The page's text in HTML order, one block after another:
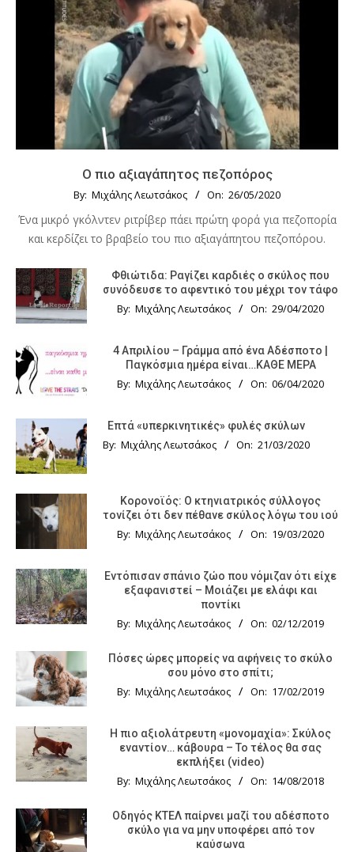
Ο πιο αξιαγάπητος πεζοπόρος
By: Μιχάλης Λεωτσάκος On: 26/05/2020
Ένα μικρό γκόλντεν ριτρίβερ πάει πρώτη φορά για πεζοπορία
και κερδίζει το βραβείο του πιο αξιαγάπητου πεζοπόρου.
Φθιώτιδα: Ραγίζει καρδιές ο σκύλος που
συνόδευσε το αφεντικό του μέχρι τον τάφο
By: Μιχάλης Λεωτσάκος On: 29/04/2020
4 Απριλίου – Γράμμα από ένα Αδέσποτο |
Παγκόσμια ημέρα είναι…ΚΑΘΕ ΜΕΡΑ
By: Μιχάλης Λεωτσάκος On: 06/04/2020
Επτά «υπερκινητικές» φυλές σκύλων
By: Μιχάλης Λεωτσάκος On: 21/03/2020
Κορονοϊός: Ο κτηνιατρικός σύλλογος
τονίζει ότι δεν πέθανε σκύλος λόγω του ιού
By: Μιχάλης Λεωτσάκος On: 19/03/2020
Εντόπισαν σπάνιο ζώο που νόμιζαν ότι είχε
εξαφανιστεί – Μοιάζει με ελάφι και
ποντίκι
By: Μιχάλης Λεωτσάκος On: 02/12/2019
Πόσες ώρες μπορείς να αφήνεις το σκύλο
σου μόνο στο σπίτι;
By: Μιχάλης Λεωτσάκος On: 17/02/2019
Η πιο αξιολάτρευτη «μονομαχία»: Σκύλος
εναντίον… κάβουρα – Το τέλος θα σας
εκπλήξει (video)
By: Μιχάλης Λεωτσάκος On: 14/08/2018
Οδηγός KTΕΛ παίρνει μαζί του αδέσποτο
σκύλο για να μην υποφέρει από τον
καύσωνα